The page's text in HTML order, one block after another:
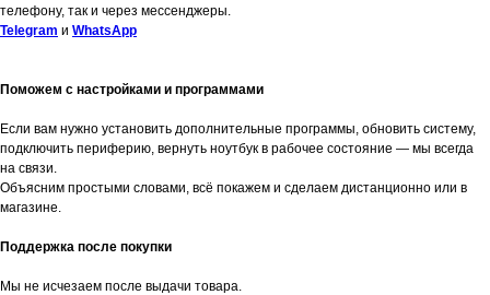
телефону, так и через мессенджеры.
Telegram и WhatsApp
Поможем с настройками и программами
Если вам нужно установить дополнительные программы, обновить систему,
подключить периферию, вернуть ноутбук в рабочее состояние — мы всегда
на связи.
Объясним простыми словами, всё покажем и сделаем дистанционно или в
магазине.
Поддержка после покупки
Мы не исчезаем после выдачи товара.